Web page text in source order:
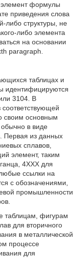
элемент формулы
приведения слова
либо структуры, не
либо элемента
на основании
paragraph.
таблицах и
идентифицируются
3104. В
своим основным
в виде
Первая из данных
сплавов,
элемент, таким
4ХХХ для
ссылки на
с обозначениями,
промышленности
таблицам, фигурам
для вторичного
в металлической
процессе
для